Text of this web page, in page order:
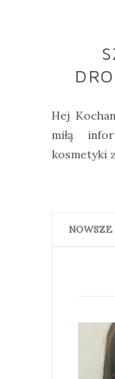
Hej
miłą
kosmetyki